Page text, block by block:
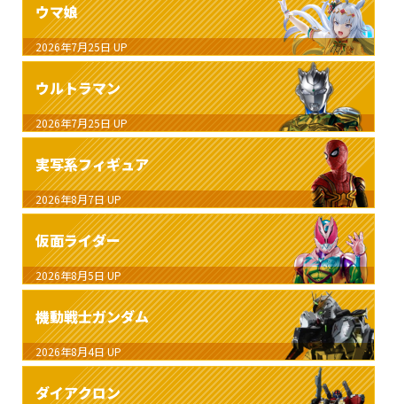
ウマ娘
2026年7月25日 UP
ウルトラマン
2026年7月25日 UP
実写系フィギュア
2026年8月7日 UP
仮面ライダー
2026年8月5日 UP
機動戦士ガンダム
2026年8月4日 UP
ダイアクロン